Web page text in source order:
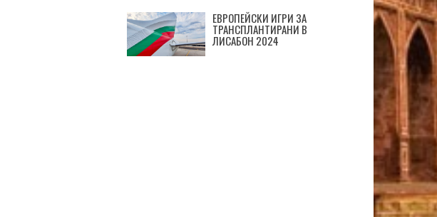
ЕВРОПЕЙСКИ ИГРИ ЗА
ТРАНСПЛАНТИРАНИ В
ЛИСАБОН 2024